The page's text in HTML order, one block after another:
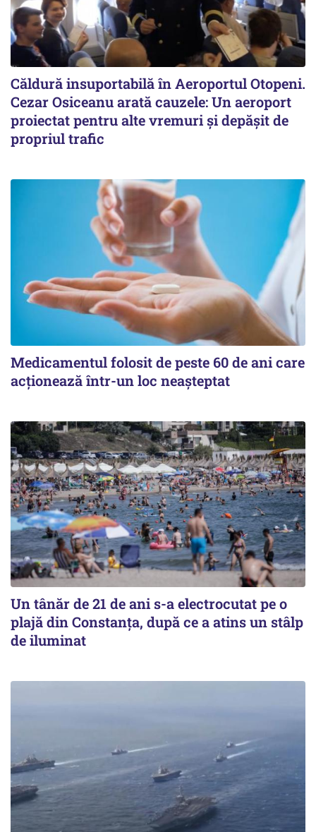
Căldură insuportabilă în Aeroportul Otopeni.
Cezar Osiceanu arată cauzele: Un aeroport
proiectat pentru alte vremuri și depășit de
propriul trafic
Medicamentul folosit de peste 60 de ani care
acționează într-un loc neașteptat
Un tânăr de 21 de ani s-a electrocutat pe o
plajă din Constanța, după ce a atins un stâlp
de iluminat